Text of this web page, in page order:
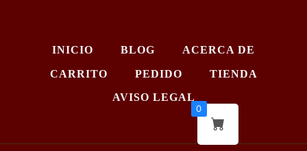
INICIO BLOG ACERCA DE
CARRITO PEDIDO TIENDA
AVISO LEGAL
0